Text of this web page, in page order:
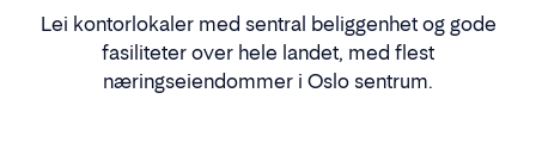
Lei kontorlokaler med sentral beliggenhet og gode
fasiliteter over hele landet, med flest
næringseiendommer i Oslo sentrum.